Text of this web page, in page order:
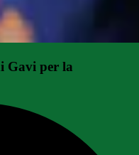
Gavi per la